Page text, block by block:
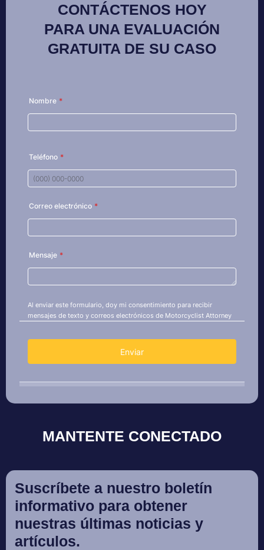
CONTÁCTENOS HOY
PARA UNA EVALUACIÓN
GRATUITA DE SU CASO
MANTENTE CONECTADO
Suscríbete a nuestro boletín
informativo para obtener
nuestras últimas noticias y
artículos.